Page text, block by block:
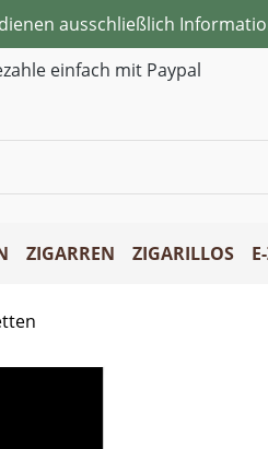
ausschließlich
einfach mit Paypal
ZIGARREN ZIGARILLOS